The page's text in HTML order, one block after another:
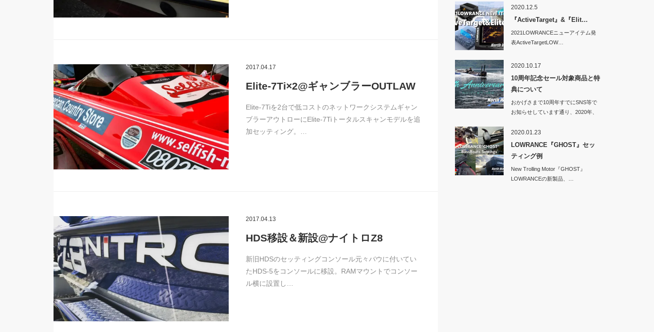
2017.04.17
Elite-7Ti×2@ギャンブラーOUTLAW
Elite-7Tiを2台で低コストのネットワークシステムギャン
ブラーアウトローにElite-7Tiトータルスキャンモデルを追
加セッティング。…
2017.04.13
HDS移設＆新設@ナイトロZ8
新旧HDSのセッティングコンソール元々バウに付いてい
たHDS-5をコンソールに移設。RAMマウントでコンソー
ル横に設置し…
2020.12.5
『ActiveTarget』&『Elit…
2021LOWRANCEニューアイテム発
表ActiveTargetLOW…
2020.10.17
10周年記念セール対象商品と特
典について
おかげさまで10周年すでにSNS等で
お知らせしています通り、2020年、
2020.01.23
LOWRANCE『GHOST』セッ
ティング例
New Trolling Motor『GHOST』
LOWRANCEの新製品、…